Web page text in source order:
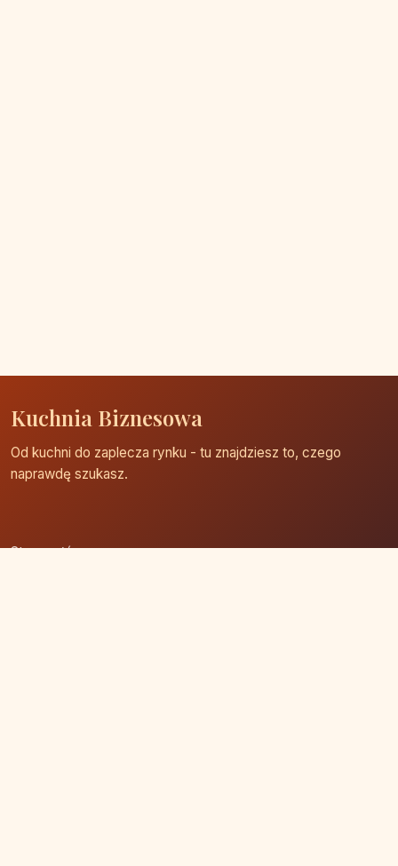
Kuchnia Biznesowa
Od kuchni do zaplecza rynku - tu znajdziesz to, czego
naprawdę szukasz.
Strona główna